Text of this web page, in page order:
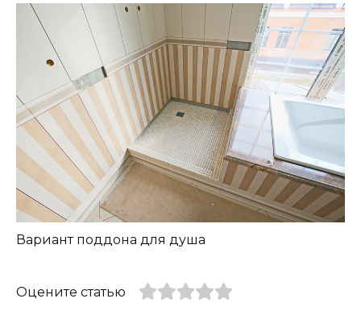
Вариант поддона для душа
Оцените статью